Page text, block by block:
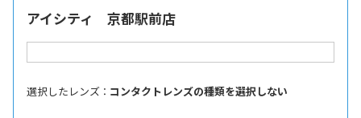
アイシティ 京都駅前店
選択したレンズ ： コンタクトレンズの種類を選択しない